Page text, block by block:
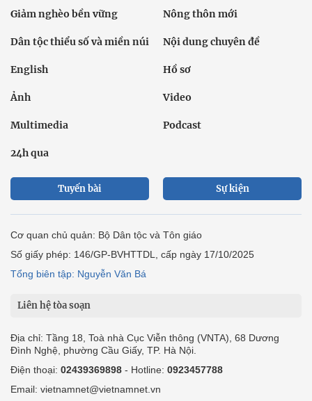
Giảm nghèo bền vững Nông thôn mới
Dân tộc thiểu số và miền núi Nội dung chuyên đề
English Hồ sơ
Ảnh Video
Multimedia Podcast
24h qua
Tuyến bài Sự kiện
Cơ quan chủ quản: Bộ Dân tộc và Tôn giáo
Số giấy phép: 146/GP-BVHTTDL, cấp ngày 17/10/2025
Tổng biên tập: Nguyễn Văn Bá
Liên hệ tòa soạn
Địa chỉ: Tầng 18, Toà nhà Cục Viễn thông (VNTA), 68 Dương
Đình Nghệ, phường Cầu Giấy, TP. Hà Nội.
Điện thoại: 02439369898 - Hotline: 0923457788
Email: vietnamnet@vietnamnet.vn